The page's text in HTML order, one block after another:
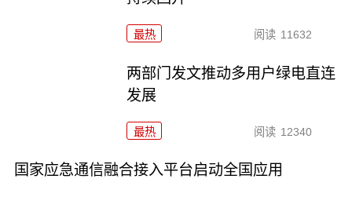
最热 阅读 11632
两部门发文推动多用户绿电直连
发展
最热 阅读 12340
国家应急通信融合接入平台启动全国应用